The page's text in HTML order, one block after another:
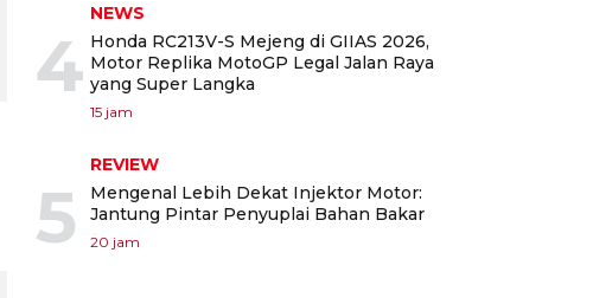
4
NEWS
Honda RC213V-S Mejeng di GIIAS 2026,
Motor Replika MotoGP Legal Jalan Raya
yang Super Langka
15 jam
5
REVIEW
Mengenal Lebih Dekat Injektor Motor:
Jantung Pintar Penyuplai Bahan Bakar
20 jam